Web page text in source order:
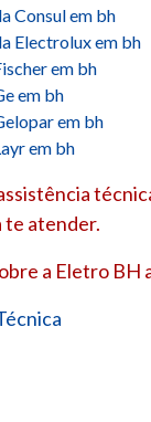
Consul em bh
Electrolux em bh
em bh
em bh
em bh
em bh
te atender.
a Eletro